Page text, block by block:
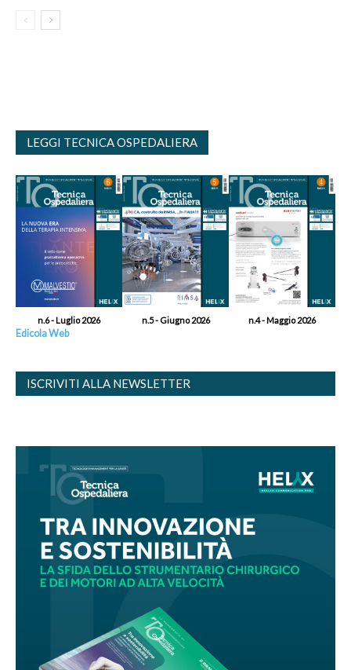
LEGGI TECNICA OSPEDALIERA
n.6 - Luglio 2026 n.5 - Giugno 2026 n.4 - Maggio 2026
Edicola Web
ISCRIVITI ALLA NEWSLETTER